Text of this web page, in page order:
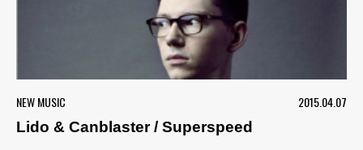
NEW MUSIC
2015.04.07
Lido & Canblaster / Superspeed